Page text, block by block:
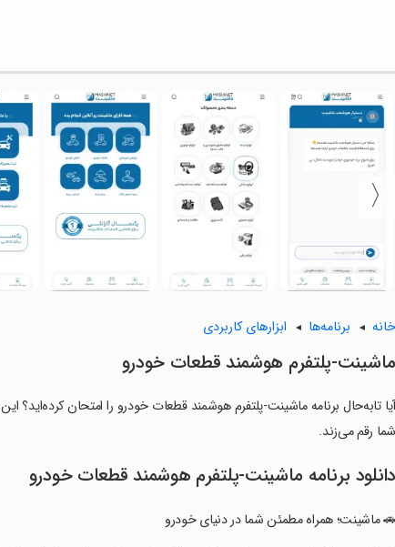
〈
خانه برنامه‌ها ابزارهای کاربردی
‏‏‏ماشینت-پلتفرم هوشمند قطعات خودرو
آیا تابه‌حال برنامه ‏‏‏ماشینت-پلتفرم هوشمند قطعات خودرو را امتحان کرده‌اید؟
شما رقم می‌زند.
دانلود برنامه ‏‏‏ماشینت-پلتفرم هوشمند قطعات خودرو
‏‏‏‏🚗 ماشینت؛ همراه مطمئن شما در دنیای خودرو